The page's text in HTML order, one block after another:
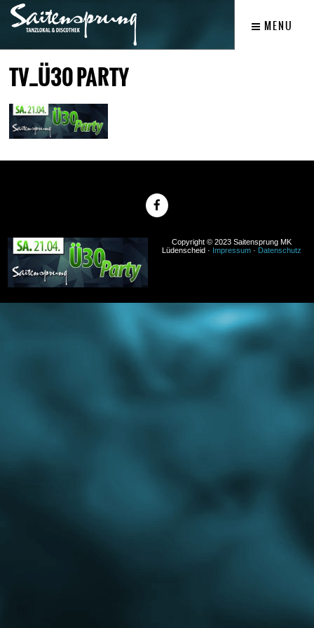
MENU
TV_Ü30 PARTY
Copyright © 2023 Saitensprung MK
Lüdenscheid · Impressum· Datenschutz